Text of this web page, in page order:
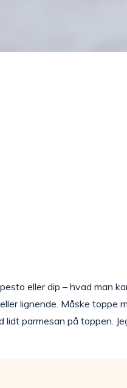
eller dip – hvad man
lignende. Måske toppe
parmesan på toppen.